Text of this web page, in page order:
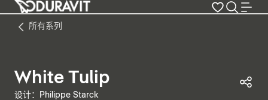
所有系列
White Tulip
设计：Philippe Starck
分